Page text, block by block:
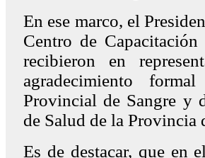
En ese marco, el
Centro de
recibieron en
agradecimiento
Provincial de Sangre y
de Salud de la Provincia
Es de destacar, que en